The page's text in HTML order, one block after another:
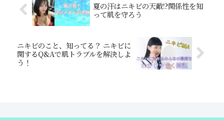
夏の汗はニキビの天敵!?関係性を知
って肌を守ろう
ニキビのこと、知ってる？ ニキビに
関するQ&Aで肌トラブルを解決しよ
う！